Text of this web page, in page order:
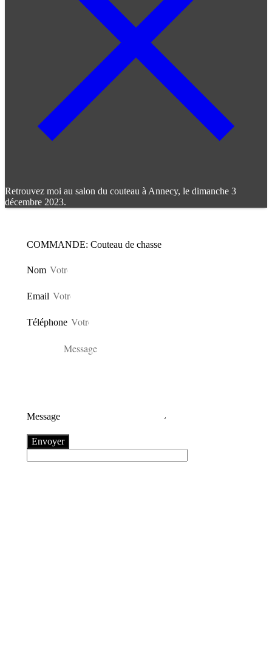
Retrouvez moi au salon du couteau à Annecy, le dimanche 3
décembre 2023.
COMMANDE: Couteau de chasse
Nom
Email
Téléphone
Message
Envoyer